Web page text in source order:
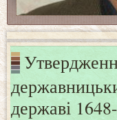
державі